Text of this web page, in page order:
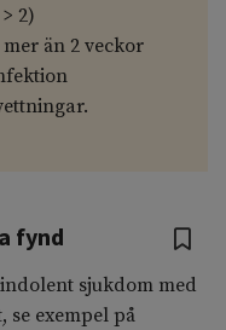
2)
mer än 2 veckor
fynd
sjukdom med
se exempel på